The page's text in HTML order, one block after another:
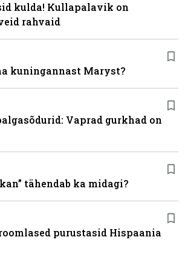
kulda! Kullapalavik on
rahvaid
kuningannast Maryst?
Vaprad gurkhad on
tähendab ka midagi?
purustasid Hispaania